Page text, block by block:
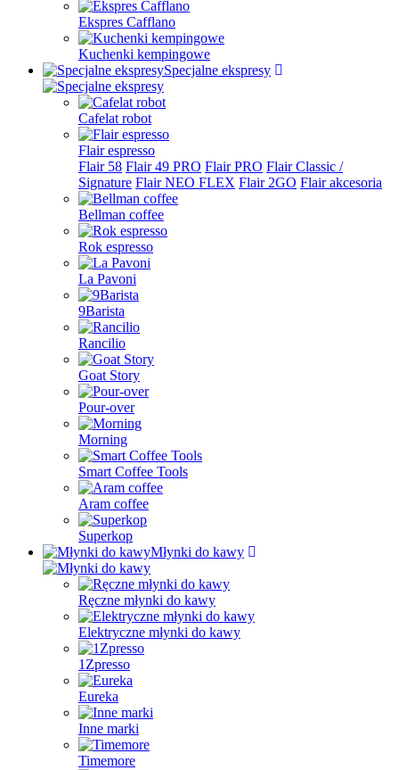
Ekspres Cafflano
Kuchenki kempingowe
Specjalne ekspresy
Cafelat robot
Flair espresso
Flair 58 Flair 49 PRO Flair PRO Flair Classic /
Signature Flair NEO FLEX Flair 2GO Flair akcesoria
Bellman coffee
Rok espresso
La Pavoni
9Barista
Rancilio
Goat Story
Pour-over
Morning
Smart Coffee Tools
Aram coffee
Superkop
Młynki do kawy
Ręczne młynki do kawy
Elektryczne młynki do kawy
1Zpresso
Eureka
Inne marki
Timemore